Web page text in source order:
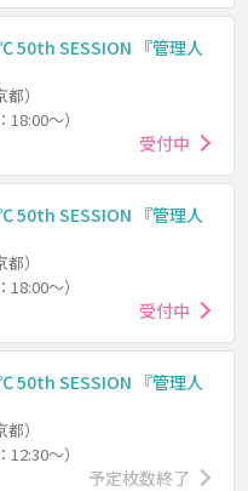
50th SESSION 『管理人
）
～）
受付中
50th SESSION 『管理人
）
～）
受付中
50th SESSION 『管理人
）
～）
予定枚数終了